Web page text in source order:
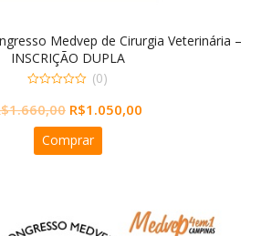
Medvep de Cirurgia Veterinária –
INSCRIÇÃO DUPLA
out
of
(0)
1.660,00 O
preço
original
R$1.050,00
Comprar